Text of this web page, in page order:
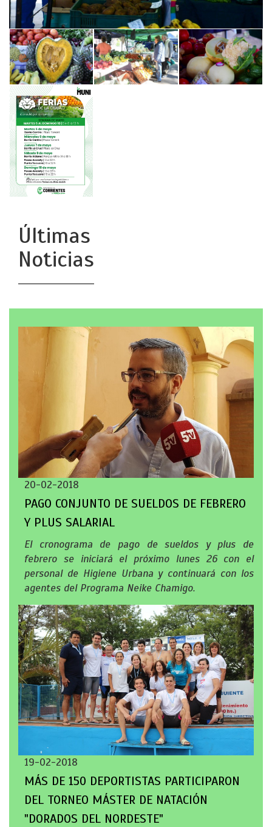
Últimas
Noticias
20-02-2018
PAGO CONJUNTO DE SUELDOS DE FEBRERO
Y PLUS SALARIAL
El cronograma de pago de sueldos y plus de
febrero se iniciará el próximo lunes 26 con el
personal de Higiene Urbana y continuará con los
agentes del Programa Neike Chamigo.
19-02-2018
MÁS DE 150 DEPORTISTAS PARTICIPARON
DEL TORNEO MÁSTER DE NATACIÓN
"DORADOS DEL NORDESTE"